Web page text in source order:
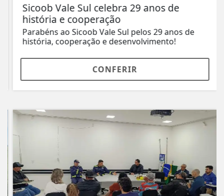
Sicoob Vale Sul celebra 29 anos de
história e cooperação
Parabéns ao Sicoob Vale Sul pelos 29 anos de
história, cooperação e desenvolvimento!
CONFERIR